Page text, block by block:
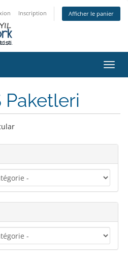
Inscription Afficher le panier
la
Paketleri